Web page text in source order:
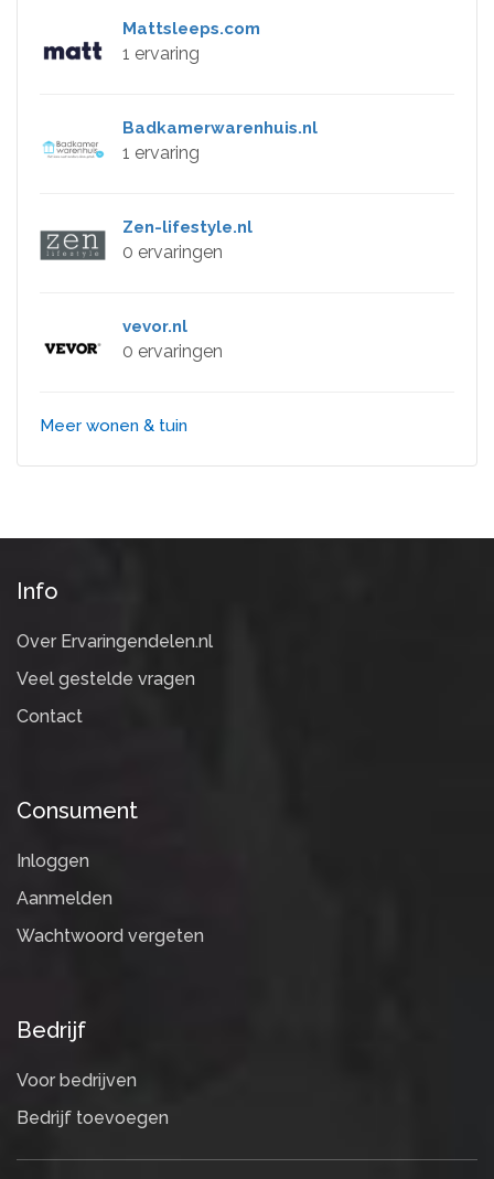
Mattsleeps.com
1 ervaring
Badkamerwarenhuis.nl
1 ervaring
Zen-lifestyle.nl
0 ervaringen
vevor.nl
0 ervaringen
Meer wonen & tuin
Info
Over Ervaringendelen.nl
Veel gestelde vragen
Contact
Consument
Inloggen
Aanmelden
Wachtwoord vergeten
Bedrijf
Voor bedrijven
Bedrijf toevoegen